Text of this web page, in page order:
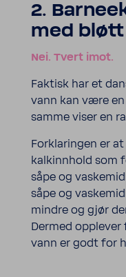
2.
med bløtt
Nei. Tvert imot.
Faktisk har et
vann kan være
samme viser en
Forklaringen er
kalkinnhold som
såpe og
såpe og
mindre og gjør
Dermed
vann er godt for